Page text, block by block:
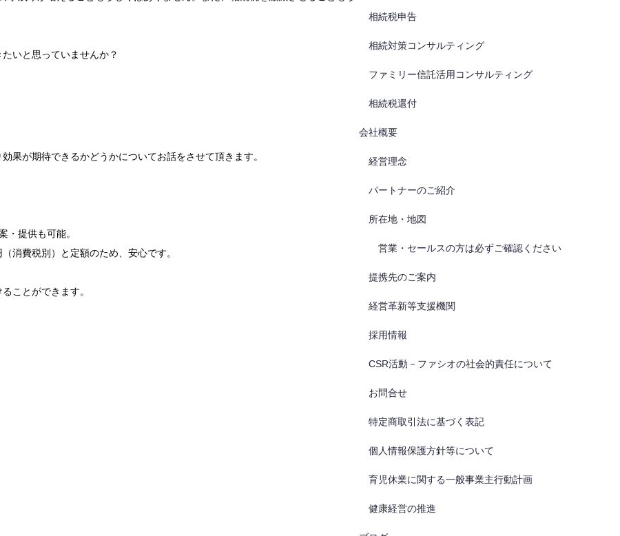
いと思っていませんか？
果が期待できるかどうかについてお話をさせて頂きます。
・提供も可能。
消費税別）と定額のため、安心です。
ことができます。
相続税申告
相続対策コンサルティング
ファミリー信託活用コンサルティング
相続税還付
会社概要
経営理念
パートナーのご紹介
所在地・地図
営業・セールスの方は必ずご確認ください
提携先のご案内
経営革新等支援機関
採用情報
CSR活動－ファシオの社会的責任について
お問合せ
特定商取引法に基づく表記
個人情報保護方針等について
育児休業に関する一般事業主行動計画
健康経営の推進